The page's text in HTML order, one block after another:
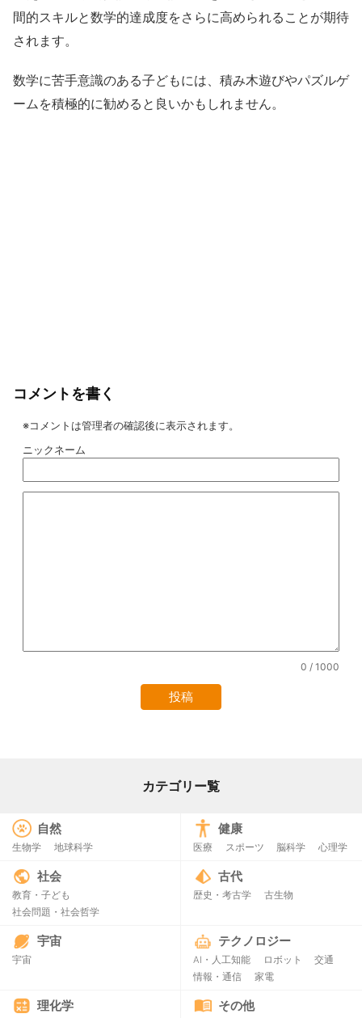
間的スキルと数学的達成度をさらに高められることが期待
されます。
数学に苦手意識のある子どもには、積み木遊びやパズルゲ
ームを積極的に勧めると良いかもしれません。
コメントを書く
※コメントは管理者の確認後に表示されます。
ニックネーム
0 / 1000
カテゴリー覧
自然
生物学 地球科学
健康
医療 スポーツ 脳科学 心理学
社会
教育・子ども
社会問題・社会哲学
古代
歴史・考古学 古生物
宇宙
宇宙
テクノロジー
AI・人工知能 ロボット
交通
情報・通信
家電
理化学 その他